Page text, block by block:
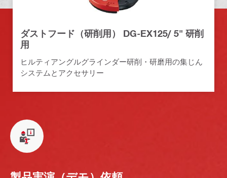
ダストフード（研削用） DG-EX125/ 5" 研削
用
ヒルティアングルグラインダー研削・研磨用の集じん
システムとアクセサリー